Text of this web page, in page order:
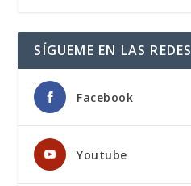
SÍGUEME EN LAS REDES
Facebook
Youtube